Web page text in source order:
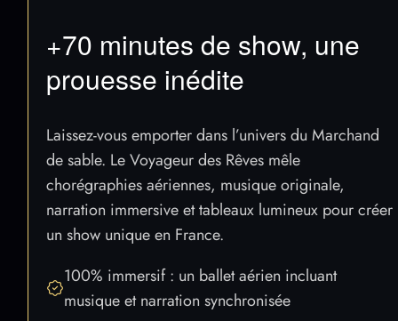
+70 minutes de show, une
prouesse inédite
Laissez-vous emporter dans l’univers du Marchand
de sable. Le Voyageur des Rêves mêle
chorégraphies aériennes, musique originale,
un show unique en France.